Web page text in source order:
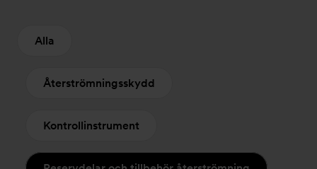
Alla
Återströmningsskydd
Kontrollinstrument